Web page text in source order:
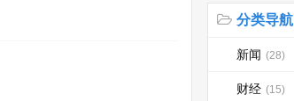
分类导航
新闻 (28)
财经 (15)